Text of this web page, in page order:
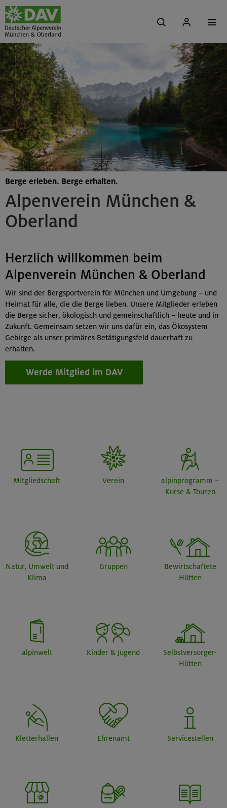
Alpenverein München &
Oberland
Berge erleben. Berge erhalten.
Herzlich willkommen beim
Alpenverein München & Oberland
Wir sind der Bergsportverein für München und Umgebung – und
Heimat für alle, die die Berge lieben. Unsere Mitglieder erleben
die Berge sicher, ökologisch und gemeinschaftlich – heute und in
Zukunft. Gemeinsam setzen wir uns dafür ein, das Ökosystem
Gebirge als unser primäres Betätigungsfeld dauerhaft zu
erhalten.
Werde Mitglied im DAV
Mitgliedschaft Verein
alpinprogramm –
Kurse & Touren
Natur, Umwelt und
Klima
Gruppen
Bewirtschaftete
Hütten
alpinwelt Kinder & Jugend
Selbstversorger-
Hütten
Kletterhallen Ehrenamt Servicestellen